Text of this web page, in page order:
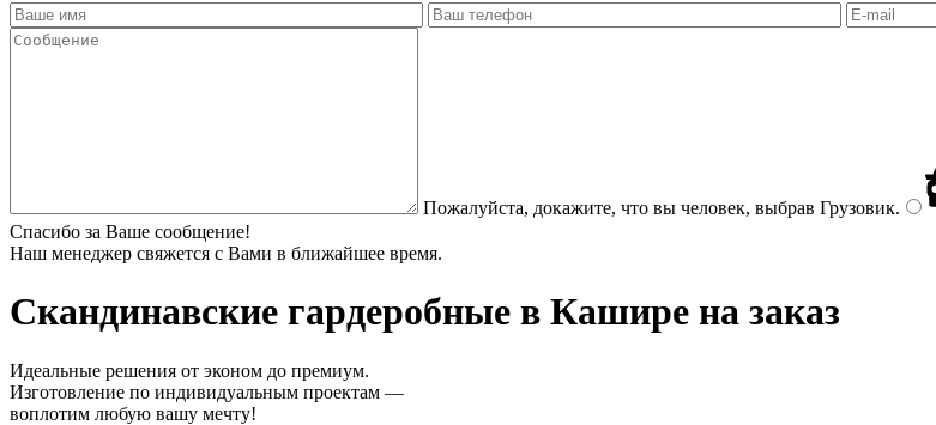
Пожалуйста, докажите, что вы человек, выбрав Грузовик.
Спасибо за Ваше сообщение!
Наш менеджер свяжется с Вами в ближайшее время.
Скандинавские гардеробные в Кашире на заказ
Идеальные решения от эконом до премиум.
Изготовление по индивидуальным проектам —
воплотим любую вашу мечту!